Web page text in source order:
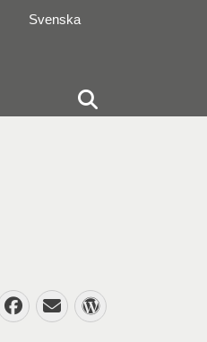
Facebook
E-
post
Svenska